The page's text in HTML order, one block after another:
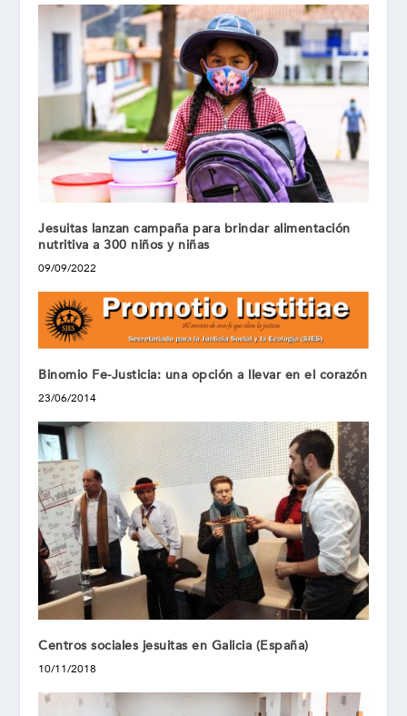
Jesuitas lanzan campaña para brindar alimentación
nutritiva a 300 niños y niñas
09/09/2022
Binomio Fe-Justicia: una opción a llevar en el corazón
23/06/2014
Centros sociales jesuitas en Galicia (España)
10/11/2018